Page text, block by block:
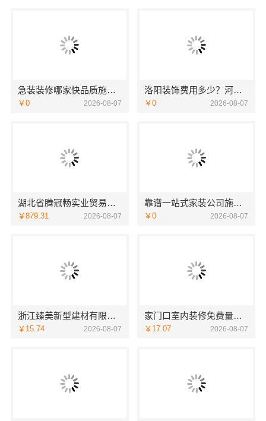
急装装修哪家快品质施工，同城快装省心
￥0 2026-08-07
洛阳装饰费用多少？河南璟臻环保建材有限公司透明报价
￥0 2026-08-07
湖北省腾冠畅实业贸易有限公司：专业轮胎批发平台解决方案
￥879.31 2026-08-07
靠谱一站式家装公司施工南通宏域全宅装饰建材有限公司
￥0 2026-08-07
浙江臻美新型建材有限公司：正规装修质保学区房
￥15.74 2026-08-07
家门口室内装修免费量房，浙江宜美嘉装饰贴心服务
￥17.07 2026-08-07